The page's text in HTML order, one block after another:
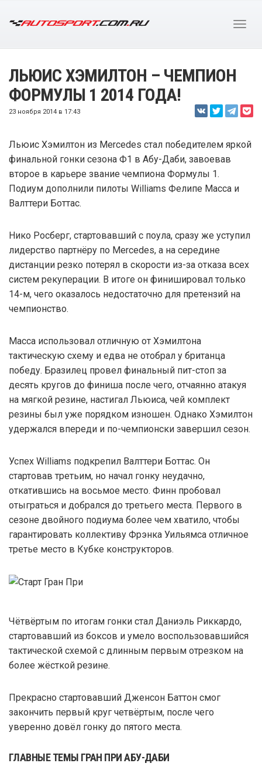
ЛЬЮИС ХЭМИЛТОН – ЧЕМПИОН
ФОРМУЛЫ 1 2014 ГОДА!
23 ноября 2014 в 17:43
Льюис Хэмилтон из Mercedes стал победителем яркой
финальной гонки сезона Ф1 в Абу-Даби, завоевав
второе в карьере звание чемпиона Формулы 1.
Подиум дополнили пилоты Williams Фелипе Масса и
Валттери Боттас.
Нико Росберг, стартовавший с поула, сразу же уступил
лидерство партнёру по Mercedes, а на середине
дистанции резко потерял в скорости из-за отказа всех
систем рекуперации. В итоге он финишировал только
14-м, чего оказалось недостаточно для претензий на
чемпионство.
Масса использовал отличную от Хэмилтона
тактическую схему и едва не отобрал у британца
победу. Бразилец провел финальный пит-стоп за
десять кругов до финиша после чего, отчаянно атакуя
на мягкой резине, настигал Льюиса, чей комплект
резины был уже порядком изношен. Однако Хэмилтон
удержался впереди и по-чемпионски завершил сезон.
Успех Williams подкрепил Валттери Боттас. Он
стартовав третьим, но начал гонку неудачно,
откатившись на восьмое место. Финн пробовал
отыграться и добрался до третьего места. Первого в
сезоне двойного подиума более чем хватило, чтобы
гарантировать коллективу Фрэнка Уильямса отличное
третье место в Кубке конструкторов.
Чётвёртым по итогам гонки стал Даниэль Риккардо,
стартовавший из боксов и умело воспользовавшийся
тактической схемой с длинным первым отрезком на
более жёсткой резине.
Прекрасно стартовавший Дженсон Баттон смог
закончить первый круг четвёртым, после чего
уверенно довёл гонку до пятого места.
ГЛАВНЫЕ ТЕМЫ ГРАН ПРИ АБУ-ДАБИ